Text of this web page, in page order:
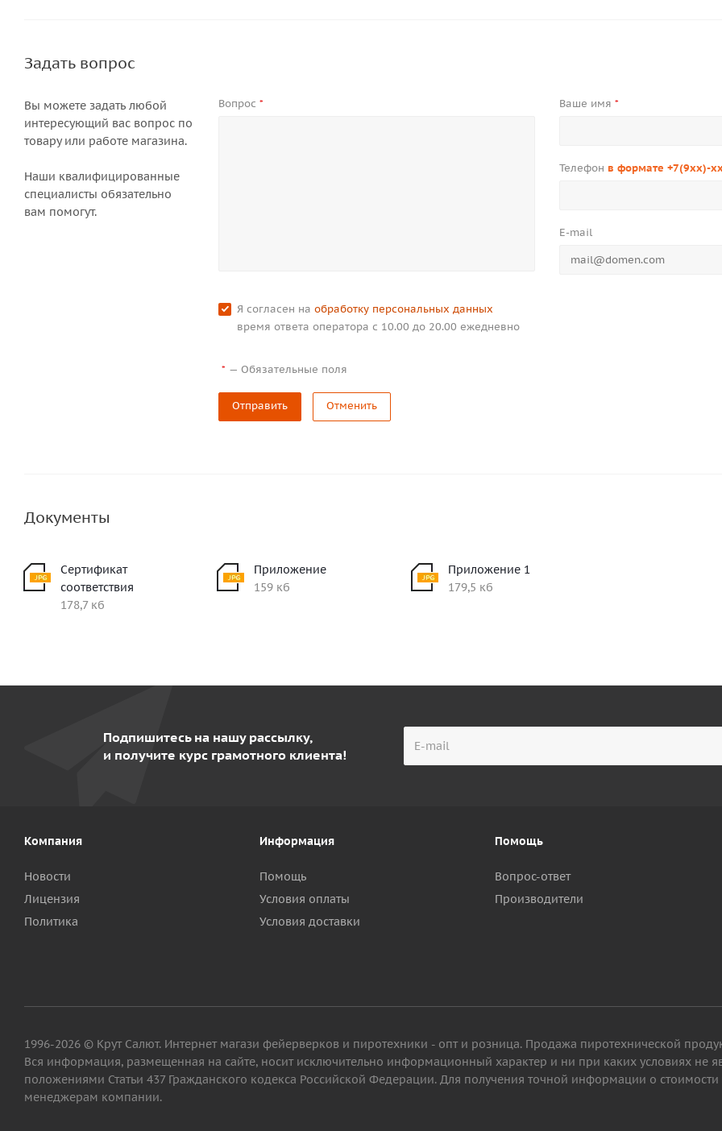
Задать вопрос
Вы можете задать любой
интересующий вас вопрос по
товару или работе магазина.
Наши квалифицированные
специалисты обязательно
вам помогут.
Вопрос* Ваше имя *
Телефон в формате +7(9xx)-
E-mail
Я согласен наобработку персональных данных
время ответа оператора с 10.00 до 20.00 ежедневно
* —Обязательные поля
Отправить Отменить
Документы
Сертификат
соответствия
178,7 кб
Приложение
159 кб
Приложение 1
179,5 кб
Подпишитесь на нашу рассылку,
и получите курс грамотного клиента!
Компания
Новости
Лицензия
Политика
Информация
Помощь
Условия оплаты
Условия доставки
Помощь
Вопрос-ответ
Производители
1996-2026 © Крут Салют. Интернет магази фейерверков и пиротехники - опт и розница. Продажа пиротехнической
Вся информация, размещенная на сайте, носит исключительно информационный характер и ни при каких условиях не
положениями Статьи 437 Гражданского кодекса Российской Федерации. Для получения точной информации о стоимости
менеджерам компании.